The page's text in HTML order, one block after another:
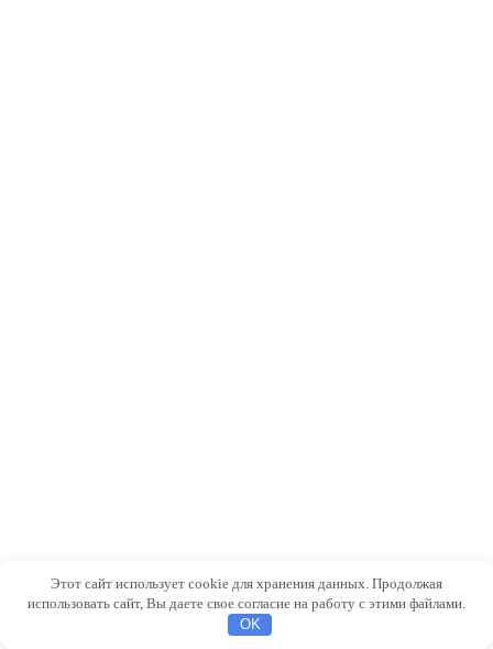
Этот сайт использует cookie для хранения данных. Продолжая
использовать сайт, Вы даете свое согласие на работу с этими файлами.
OK